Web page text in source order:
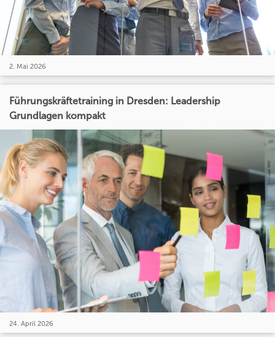
2. Mai 2026
Führungskräftetraining in Dresden: Leadership
Grundlagen kompakt
24. April 2026